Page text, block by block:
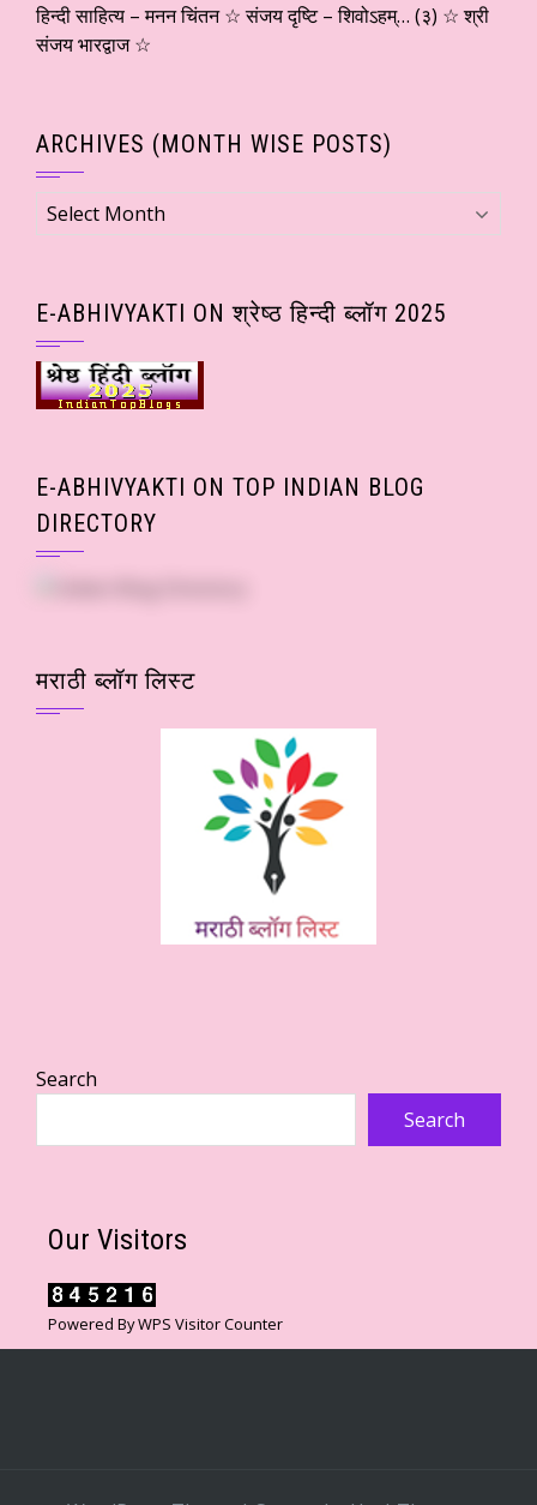
हिन्दी साहित्य – मनन चिंतन ☆ संजय दृष्टि – शिवोऽहम्… (३) ☆ श्री
संजय भारद्वाज ☆
ARCHIVES (MONTH WISE POSTS)
Archives
(Month
E-ABHIVYAKTI ON श्रेष्ठ हिन्दी ब्लॉग 2025
E-ABHIVYAKTI ON TOP INDIAN BLOG
DIRECTORY
मराठी ब्लॉग लिस्ट
Search
Search
Our Visitors
Powered ByWPS Visitor Counter